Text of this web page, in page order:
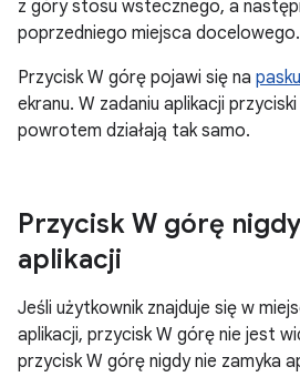
z góry stosu wstecznego, a
poprzedniego miejsca docelowego.
Przycisk W górę pojawi się na
ekranu. W zadaniu aplikacji
powrotem działają tak samo.
Przycisk W górę
aplikacji
Jeśli użytkownik znajduje się w
aplikacji, przycisk W górę nie jest
przycisk W górę nigdy nie zamyka